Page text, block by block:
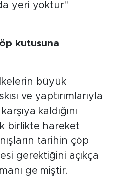
yeri yoktur"
kutusuna
büyük
ve yaptırımlarıyla
kaldığını
birlikte hareket
tarihin çöp
gerektiğini açıkça
gelmiştir.